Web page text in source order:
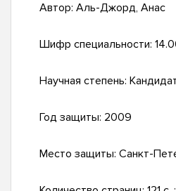
Автор: Аль-Джорд, Анас
Шифр специальности:
Научная степень:
Год защиты: 2009
Место защиты: Санкт-